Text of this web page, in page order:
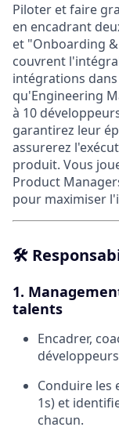
Piloter et faire
en encadrant
et "Onboarding
couvrent
intégrations
qu'Engineering
à 10
garantirez leur
assurerez
produit. Vous
Product
pour maximiser
🛠️
1.
talents
Encadrer,
Conduire les
1s) et
chacun.